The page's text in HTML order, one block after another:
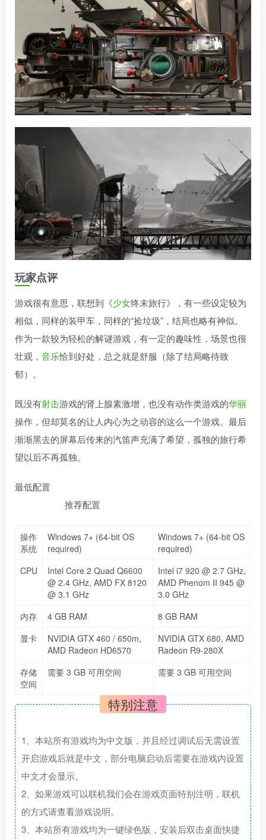
玩家点评
游戏很有意思，联想到《少女终末旅行》，有一些设定较为
相似，同样的装甲车，同样的“捡垃圾”，结局也略有神似。
作为一款较为轻松的解谜游戏，有一定的趣味性，场景也很
壮观， 音乐恰到好处，总之就是舒服（除了结局略待致
郁）。
既没有射击游戏的肾上腺素激增，也没有动作类游戏的华丽
操作，但却莫名的让人内心为之动容的这么一个游戏。最后
渐渐黑去的屏幕后传来的汽笛声充满了希望，孤独的旅行希
望以后不再孤独。
最低配置
推荐配置
操作
系统
Windows 7+ (64-bit OS
required)
Windows 7+ (64-bit OS
required)
CPU
Intel Core 2 Quad Q6600
@ 2.4 GHz, AMD FX 8120
@ 3.1 GHz
Intel i7 920 @ 2.7 GHz,
AMD Phenom II 945 @
3.0 GHz
内存
4 GB RAM
8 GB RAM
显卡
NVIDIA GTX 460 / 650m,
AMD Radeon HD6570
NVIDIA GTX 680, AMD
Radeon R9-280X
存储
空间
需要 3 GB 可用空间 需要 3 GB 可用空间
特别注意
1、本站所有游戏均为中文版，并且经过调试后无需设置
开启游戏后就是中文，部分电脑启动后需要在游戏内设置
中文才会显示。
2、如果游戏可以联机我们会在游戏页面特别注明，联机
的方式请查看游戏说明。
3、本站所有游戏均为一键绿色版，安装后双击桌面快捷